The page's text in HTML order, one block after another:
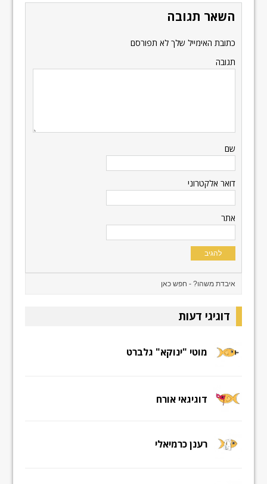
השאר תגובה
כתובת האימייל שלך לא תפורסם
תגובה
שם
דואר אלקטרוני
אתר
דוגיגי דעות
מוטי "ינוקא" גלברט
דוגיגאי אורח
רענן כרמיאלי